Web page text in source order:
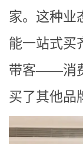
家。这种业
能一站式买
带客——消
买了其他品